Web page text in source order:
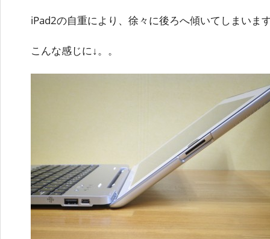
iPad2の自重により、徐々に後ろへ傾いてしまいま
こんな感じに↓。。